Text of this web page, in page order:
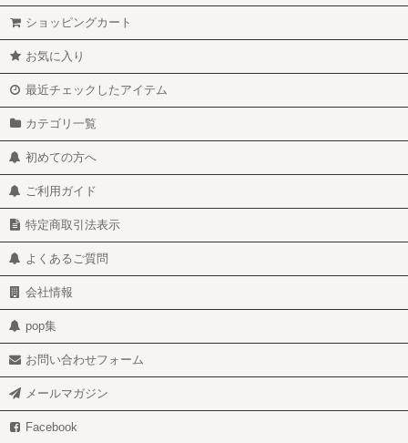
ショッピングカート
お気に入り
最近チェックしたアイテム
カテゴリ一覧
初めての方へ
ご利用ガイド
特定商取引法表示
よくあるご質問
会社情報
pop集
お問い合わせフォーム
メールマガジン
Facebook